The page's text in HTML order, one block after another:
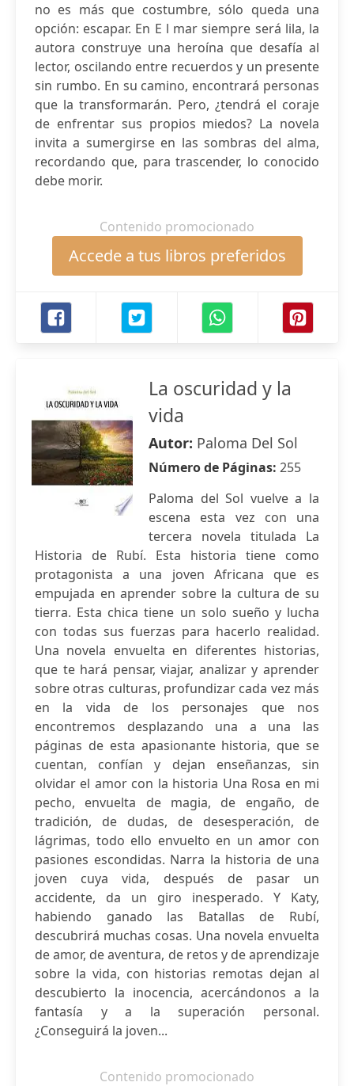
no es más que costumbre, sólo queda una
opción: escapar. En E l mar siempre será lila, la
autora construye una heroína que desafía al
lector, oscilando entre recuerdos y un presente
sin rumbo. En su camino, encontrará personas
que la transformarán. Pero, ¿tendrá el coraje
de enfrentar sus propios miedos? La novela
invita a sumergirse en las sombras del alma,
recordando que, para trascender, lo conocido
debe morir.
Contenido promocionado
Accede a tus libros preferidos
La oscuridad y la
vida
Autor: Paloma Del Sol
Número de Páginas: 255
Paloma del Sol vuelve a la
escena esta vez con una
tercera novela titulada La
Historia de Rubí. Esta historia tiene como
protagonista a una joven Africana que es
empujada en aprender sobre la cultura de su
tierra. Esta chica tiene un solo sueño y lucha
con todas sus fuerzas para hacerlo realidad.
Una novela envuelta en diferentes historias,
que te hará pensar, viajar, analizar y aprender
sobre otras culturas, profundizar cada vez más
en la vida de los personajes que nos
encontremos desplazando una a una las
páginas de esta apasionante historia, que se
cuentan, confían y dejan enseñanzas, sin
olvidar el amor con la historia Una Rosa en mi
pecho, envuelta de magia, de engaño, de
tradición, de dudas, de desesperación, de
lágrimas, todo ello envuelto en un amor con
pasiones escondidas. Narra la historia de una
joven cuya vida, después de pasar un
accidente, da un giro inesperado. Y Katy,
habiendo ganado las Batallas de Rubí,
descubrirá muchas cosas. Una novela envuelta
de amor, de aventura, de retos y de aprendizaje
sobre la vida, con historias remotas dejan al
descubierto la inocencia, acercándonos a la
fantasía y a la superación personal.
¿Conseguirá la joven...
Contenido promocionado